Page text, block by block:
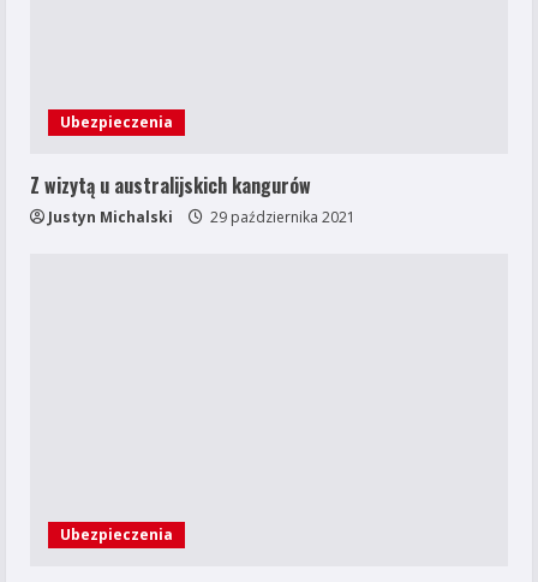
Ubezpieczenia
Z wizytą u australijskich kangurów
Justyn Michalski 29 października 2021
Ubezpieczenia